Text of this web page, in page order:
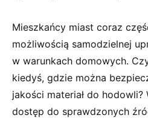
Mieszkańcy miast coraz
możliwością samodzielnej
w warunkach domowych.
kiedyś, gdzie można
jakości materiał do
dostęp do sprawdzonych